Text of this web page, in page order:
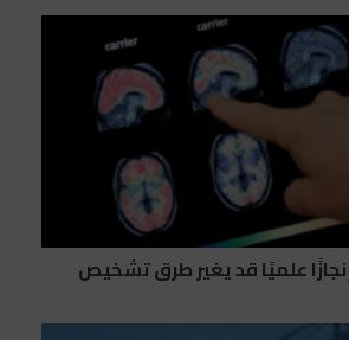
علميًا قد يغير طرق تشخيص